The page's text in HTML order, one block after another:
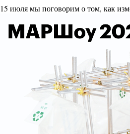
15 июля мы поговорим о том, как